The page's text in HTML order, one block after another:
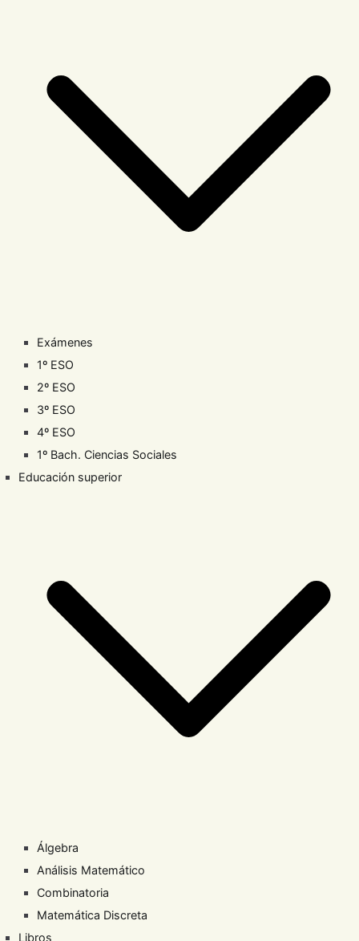
Exámenes
1º ESO
2º ESO
3º ESO
4º ESO
1º Bach. Ciencias Sociales
Educación superior
Álgebra
Análisis Matemático
Combinatoria
Matemática Discreta
Libros